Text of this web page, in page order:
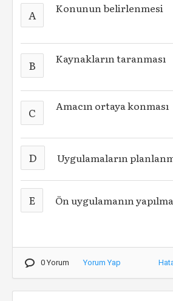
A Konunun belirlenmesi
B Kaynakların taranması
C Amacın ortaya konması
D Uygulamaların
E Ön uygulamanın
0 Yorum Yorum Yap